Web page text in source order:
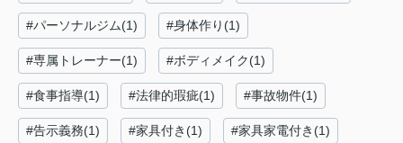
#パーソナルジム(1) #身体作り(1)
#専属トレーナー(1) #ボディメイク(1)
#食事指導(1) #法律的瑕疵(1) #事故物件(1)
#告示義務(1) #家具付き(1) #家具家電付き(1)